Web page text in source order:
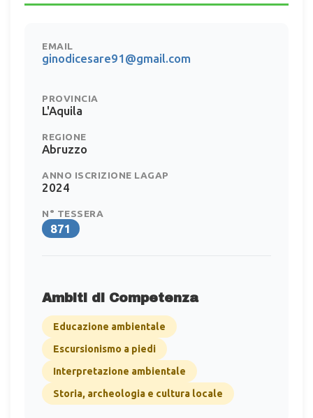
EMAIL
ginodicesare91@gmail.com
PROVINCIA
L'Aquila
REGIONE
Abruzzo
ANNO ISCRIZIONE LAGAP
2024
N° TESSERA
871
Ambiti di Competenza
Educazione ambientale
Escursionismo a piedi
Interpretazione ambientale
Storia, archeologia e cultura locale